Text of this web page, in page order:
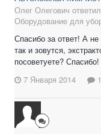
Олег Олегович
Оборудование для
Спасибо за ответ! А
так и зовутся,
посоветуете? Спасибо!
7 Января 2014